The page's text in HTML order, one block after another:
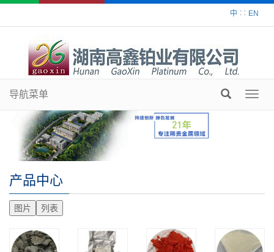
中 ∷ EN
导航菜单
产品中心